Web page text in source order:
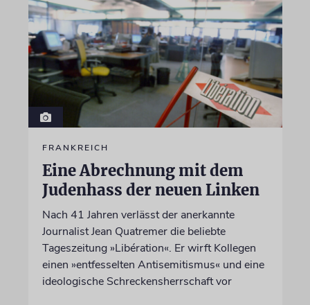
FRANKREICH
Eine Abrechnung mit dem
Judenhass der neuen Linken
Nach 41 Jahren verlässt der anerkannte
Journalist Jean Quatremer die beliebte
Tageszeitung »Libération«. Er wirft Kollegen
einen »entfesselten Antisemitismus« und eine
ideologische Schreckensherrschaft vor